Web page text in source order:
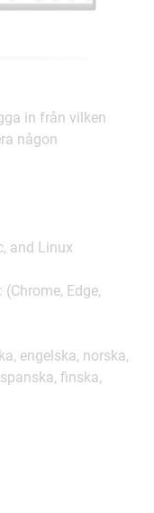
in från vilken
någon
and Linux
Edge,
engelska, norska,
finska,